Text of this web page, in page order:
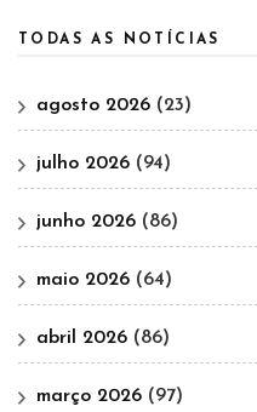
TODAS AS NOTÍCIAS
agosto 2026 (23)
julho 2026 (94)
junho 2026 (86)
maio 2026 (64)
abril 2026 (86)
março 2026 (97)